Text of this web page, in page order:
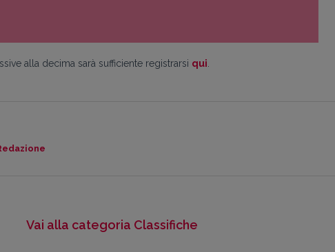
alla decima sarà sufficiente registrarsi qui
Vai alla categoria Classifiche